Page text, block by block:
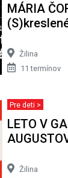
MÁRIA
Žilina
11 termínov
Pre deti >
LETO V
Žilina